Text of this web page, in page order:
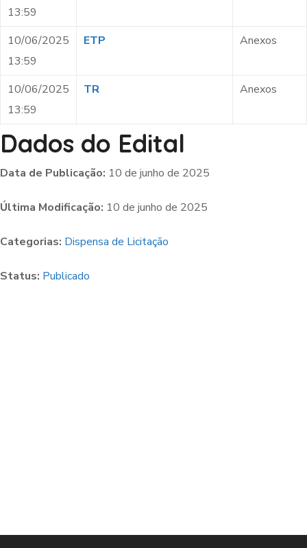
13:59
10/06/2025
13:59
ETP Anexos
10/06/2025
13:59
TR Anexos
Dados do Edital
Data de Publicação: 10 de junho de 2025
Última Modificação: 10 de junho de 2025
Categorias: Dispensa de Licitação
Status: Publicado